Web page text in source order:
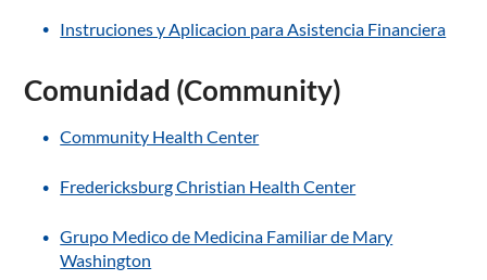
Instruciones y Aplicacion para Asistencia Financiera
Comunidad (Community)
Community Health Center
Fredericksburg Christian Health Center
Grupo Medico de Medicina Familiar de Mary
Washington